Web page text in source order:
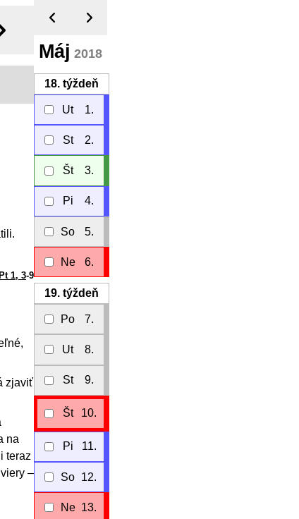
1, 3-9
zjaviť
na
teraz
–
Máj 2018
18. týždeň
Ut 1.
St 2.
Št 3.
Pi 4.
So 5.
Ne 6.
19. týždeň
Po 7.
Ut 8.
St 9.
Št 10.
Pi 11.
So 12.
Ne 13.